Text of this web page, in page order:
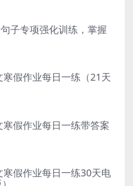
子专项强化训练，掌握
假作业每日一练（21天
假作业每日一练带答案
假作业每日一练30天电